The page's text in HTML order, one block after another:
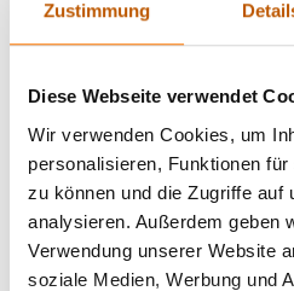
Zustimmung
Diese Webseite verwendet
Wir verwenden Cookies, um
personalisieren, Funktionen
zu können und die Zugriffe auf
analysieren. Außerdem geben
Verwendung unserer Website
soziale Medien, Werbung und